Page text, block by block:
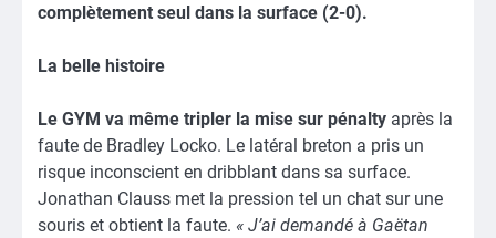
complètement seul dans la surface (2-0).
La belle histoire
Le GYM va même tripler la mise sur pénalty après la
faute de Bradley Locko. Le latéral breton a pris un
risque inconscient en dribblant dans sa surface.
Jonathan Clauss met la pression tel un chat sur une
souris et obtient la faute. « J’ai demandé à Gaëtan